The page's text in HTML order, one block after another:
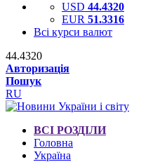
USD 44.4320
EUR 51.3316
Всі курси валют
44.4320
Авторизація
Пошук
RU
ВСІ РОЗДІЛИ
Головна
Україна